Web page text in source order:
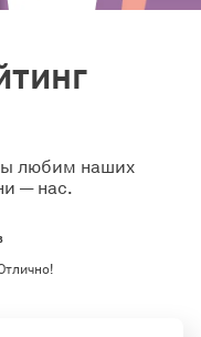
любим наших
— нас.